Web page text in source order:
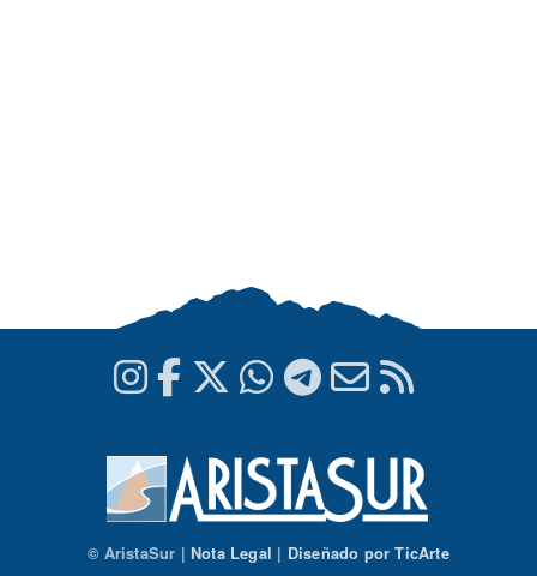
© AristaSur |Nota Legal | Diseñado por TicArte